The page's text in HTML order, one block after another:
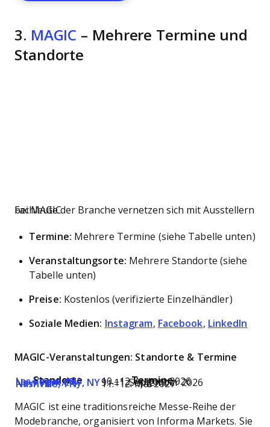
3. MAGIC – Mehrere Termine und
Standorte
Fachleute der Branche vernetzen sich mit Ausstellern bei MAGIC
Termine: Mehrere Termine (siehe Tabelle unten)
Veranstaltungsorte: Mehrere Standorte (siehe
Tabelle unten)
Preise: Kostenlos (verifizierte Einzelhändler)
Soziale Medien: Instagram, Facebook, LinkedIn
MAGIC-Veranstaltungen: Standorte & Termine
Standorte Termine
Las Vegas, NV 10.–12. August 2026
New York City, NY9.–11. September 2026
Nashville, TN 11.–12. Mai 2027
MAGIC ist eine traditionsreiche Messe-Reihe der
Modebranche, organisiert von Informa Markets. Sie